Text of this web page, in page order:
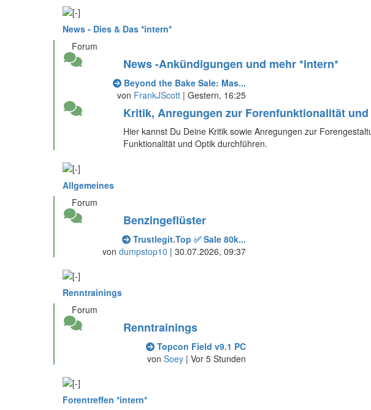
News - Dies & Das *intern*
Forum
News -Ankündigungen und mehr *intern*
Beyond the Bake Sale: Mas...
von FrankJScott| Gestern, 16:25
Kritik, Anregungen zur Forenfunktionalität
Hier kannst Du Deine Kritik sowie Anregungen zur
Funktionalität und Optik durchführen.
Allgemeines
Forum
Benzingeflüster
Trustlegit.Top ✅ Sale 80k...
von dumpstop10 | 30.07.2026, 09:37
Renntrainings
Forum
Renntrainings
Topcon Field v9.1 PC
von Soey| Vor 5 Stunden
Forentreffen *intern*